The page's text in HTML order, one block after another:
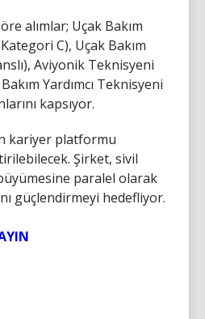
alımlar; Uçak Bakım
C), Uçak Bakım
Aviyonik Teknisyeni
Yardımcı Teknisyeni
kapsıyor.
kariyer platformu
Şirket, sivil
paralel olarak
güçlendirmeyi hedefliyor.